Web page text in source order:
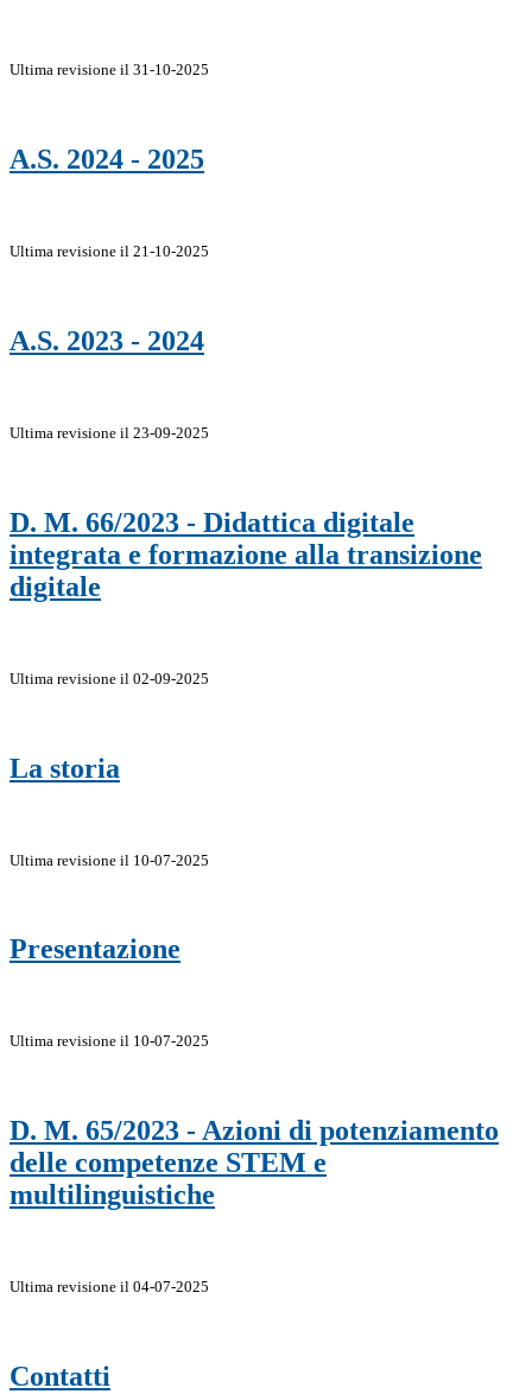
Ultima revisione il 31-10-2025
A.S. 2024 - 2025
Ultima revisione il 21-10-2025
A.S. 2023 - 2024
Ultima revisione il 23-09-2025
D. M. 66/2023 - Didattica digitale
integrata e formazione alla transizione
digitale
Ultima revisione il 02-09-2025
La storia
Ultima revisione il 10-07-2025
Presentazione
Ultima revisione il 10-07-2025
D. M. 65/2023 - Azioni di potenziamento
delle competenze STEM e
multilinguistiche
Ultima revisione il 04-07-2025
Contatti